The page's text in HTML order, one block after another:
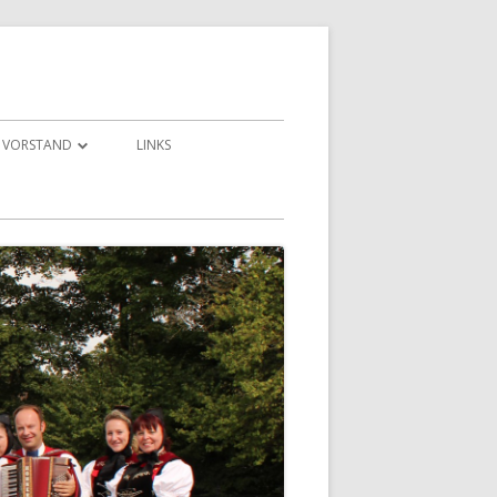
VORSTAND LINKS